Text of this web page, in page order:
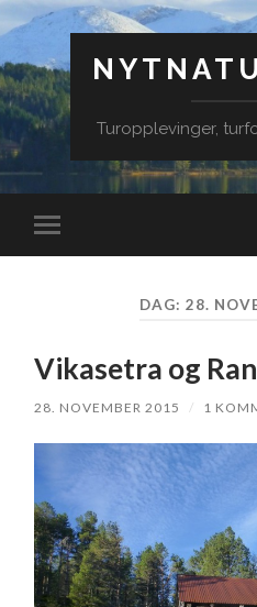
Turopplevinger,
Veksle
mobilmeny
DAG: 28.
Vikasetra og
28. NOVEMBER 2015 / 1